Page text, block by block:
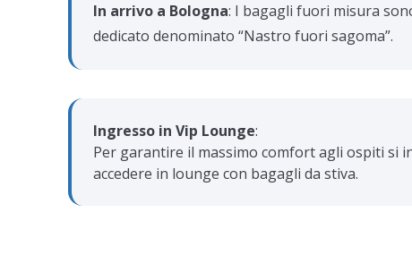
In arrivo a Bologna: I bagagli fuori misura
dedicato denominato “Nastro fuori sagoma”.
Ingresso in Vip Lounge:
Per garantire il massimo comfort agli ospiti si
accedere in lounge con bagagli da stiva.